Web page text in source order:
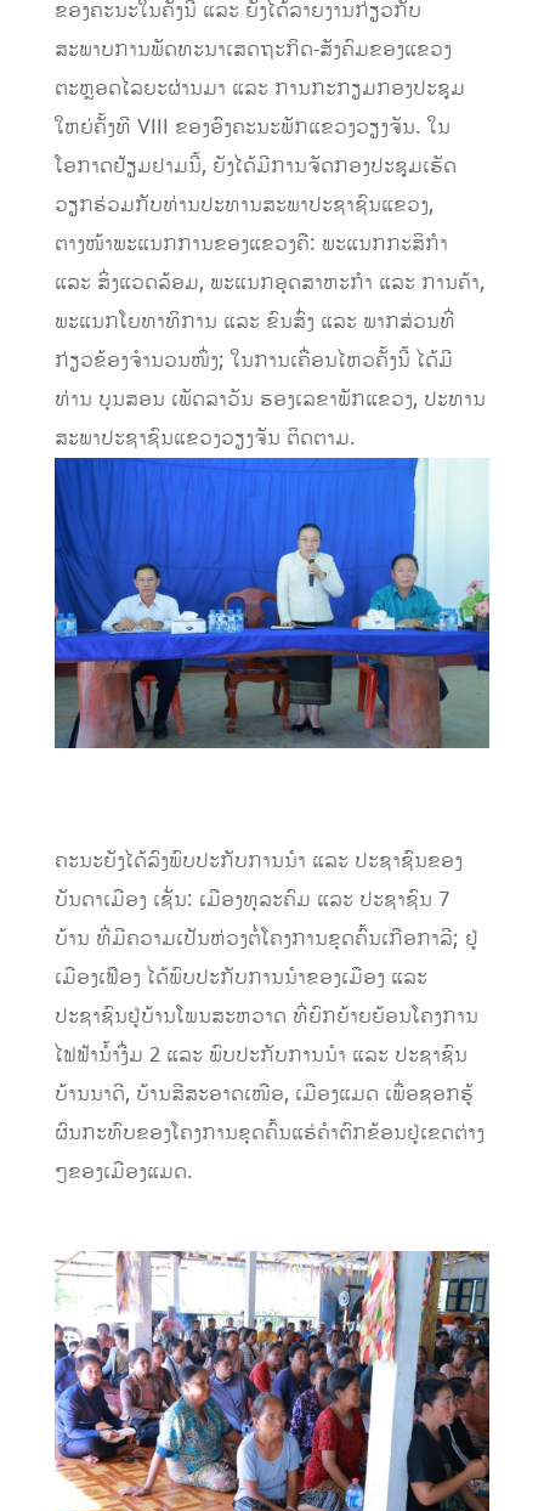
ຂອງຄະນະໃນຄັ້ງນີ້ ແລະ ຍັງໄດ້ລາຍງານກ່ຽວກັບ
ສະພາບການພັດທະນາເສດຖະກິດ-ສັງຄົມຂອງແຂວງ
ຕະຫຼອດໄລຍະຜ່ານມາ ແລະ ການກະກຽມກອງປະຊຸມ
ໃຫຍ່ຄັ້ງທີ VIII ຂອງອົງຄະນະພັກແຂວງວຽງຈັນ. ໃນ
ໂອກາດຢ້ຽມຢາມນີ້, ຍັງໄດ້ມີການຈັດກອງປະຊຸມເຮັດ
ວຽກຮ່ວມກັບທ່ານປະທານສະພາປະຊາຊົນແຂວງ,
ຕາງໜ້າພະແນກການຂອງແຂວງຄື: ພະແນກກະສິກຳ
ແລະ ສິ່ງແວດລ້ອມ, ພະແນກອຸດສາຫະກຳ ແລະ ການຄ້າ,
ພະແນກໂຍທາທິການ ແລະ ຂົນສົ່ງ ແລະ ພາກສ່ວນທີ່
ກ່ຽວຂ້ອງຈຳນວນໜຶ່ງ; ໃນການເຄື່ອນໄຫວຄັ້ງນີ້ ໄດ້ມີ
ທ່ານ ບຸນສອນ ເພັດລາວັນ ຮອງເລຂາພັກແຂວງ, ປະທານ
ສະພາປະຊາຊົນແຂວງວຽງຈັນ ຕິດຕາມ.
ຄະນະຍັງໄດ້ລົງພົບປະກັບການນຳ ແລະ ປະຊາຊົນຂອງ
ບັນດາເມືອງ ເຊັ່ນ: ເມືອງທຸລະຄົມ ແລະ ປະຊາຊົນ 7
ບ້ານ ທີ່ມີຄວາມເປັນຫ່ວງຕໍ່ໂຄງການຂຸດຄົ້ນເກືອກາລີ; ຢູ່
ເມືອງເຟືອງ ໄດ້ພົບປະກັບການນຳຂອງເມືອງ ແລະ
ປະຊາຊົນຢູ່ບ້ານໂພນສະຫວາດ ທີ່ຍົກຍ້າຍຍ້ອນໂຄງການ
ໄຟຟ້ານ້ຳງື່ມ 2 ແລະ ພົບປະກັບການນຳ ແລະ ປະຊາຊົນ
ບ້ານນາດີ, ບ້ານສີສະອາດເໜືອ, ເມືອງແມດ ເພື່ອຊອກຮູ້
ຜົນກະທົບຂອງໂຄງການຂຸດຄົ້ນແຮ່ຄຳຕົກຂ້ອນຢູ່ເຂດຕ່າງ
ໆຂອງເມືອງແມດ.